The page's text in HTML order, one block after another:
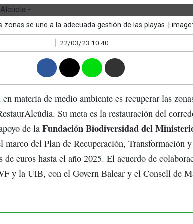
se une a la adecuada gestión de las playas. |
22/03/23 10:40
en materia de medio ambiente es recuperar las
Su meta es la restauración del
de la Fundación Biodiversidad del
marco del Plan de Recuperación, Transformación
euros hasta el año 2025. El acuerdo de
y la UIB, con el Govern Balear y el Consell de